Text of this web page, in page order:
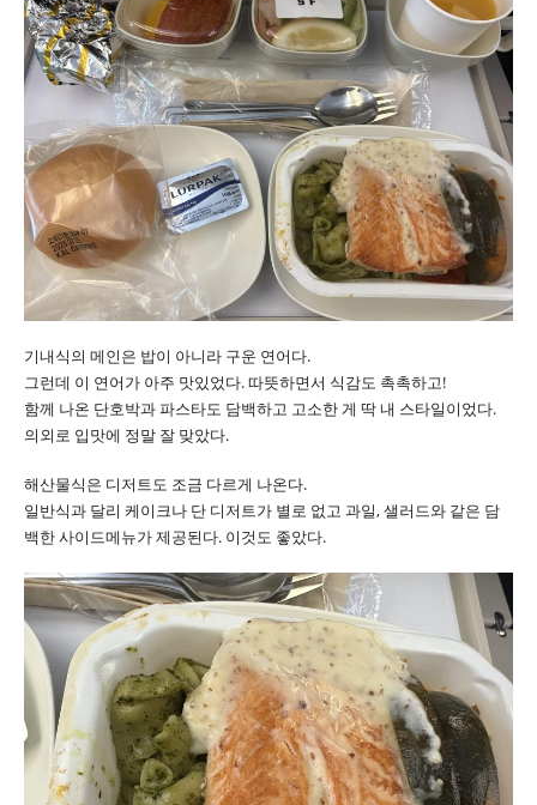
기내식의 메인은 밥이 아니라 구운 연어다.
그런데 이 연어가 아주 맛있었다. 따뜻하면서 식감도 촉촉하고!
함께 나온 단호박과 파스타도 담백하고 고소한 게 딱 내 스타일이었다.
의외로 입맛에 정말 잘 맞았다.
해산물식은 디저트도 조금 다르게 나온다.
일반식과 달리 케이크나 단 디저트가 별로 없고 과일, 샐러드와 같은 담
백한 사이드메뉴가 제공된다. 이것도 좋았다.